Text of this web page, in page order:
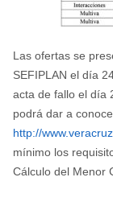
Las ofertas se
SEFIPLAN el día
acta de fallo el día
podrá dar a
http://
mínimo los
Cálculo del Menor